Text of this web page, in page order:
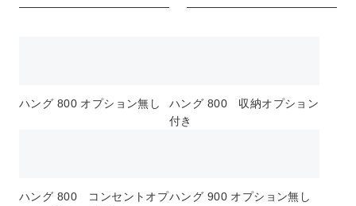
ハング 800 オプション無し
ハング 800 収納オプション
付き
ハング 800 コンセントオプハング 900 オプション無し